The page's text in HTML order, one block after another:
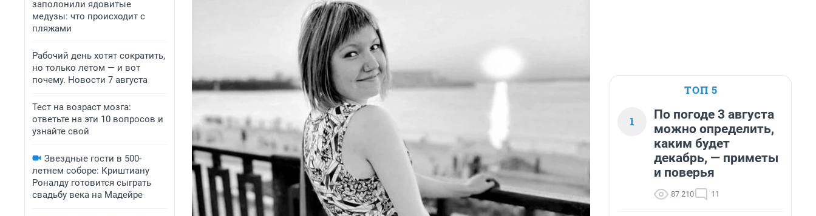
заполонили ядовитые
медузы: что происходит с
пляжами
Рабочий день хотят сократить,
но только летом — и вот
почему. Новости 7 августа
Тест на возраст мозга:
ответьте на эти 10 вопросов и
узнайте свой
Звездные гости в 500-
летнем соборе: Криштиану
Роналду готовится сыграть
свадьбу века на Мадейре
ТОП 5
1
По погоде 3 августа
можно определить,
каким будет
декабрь, — приметы
и поверья
87 210 11